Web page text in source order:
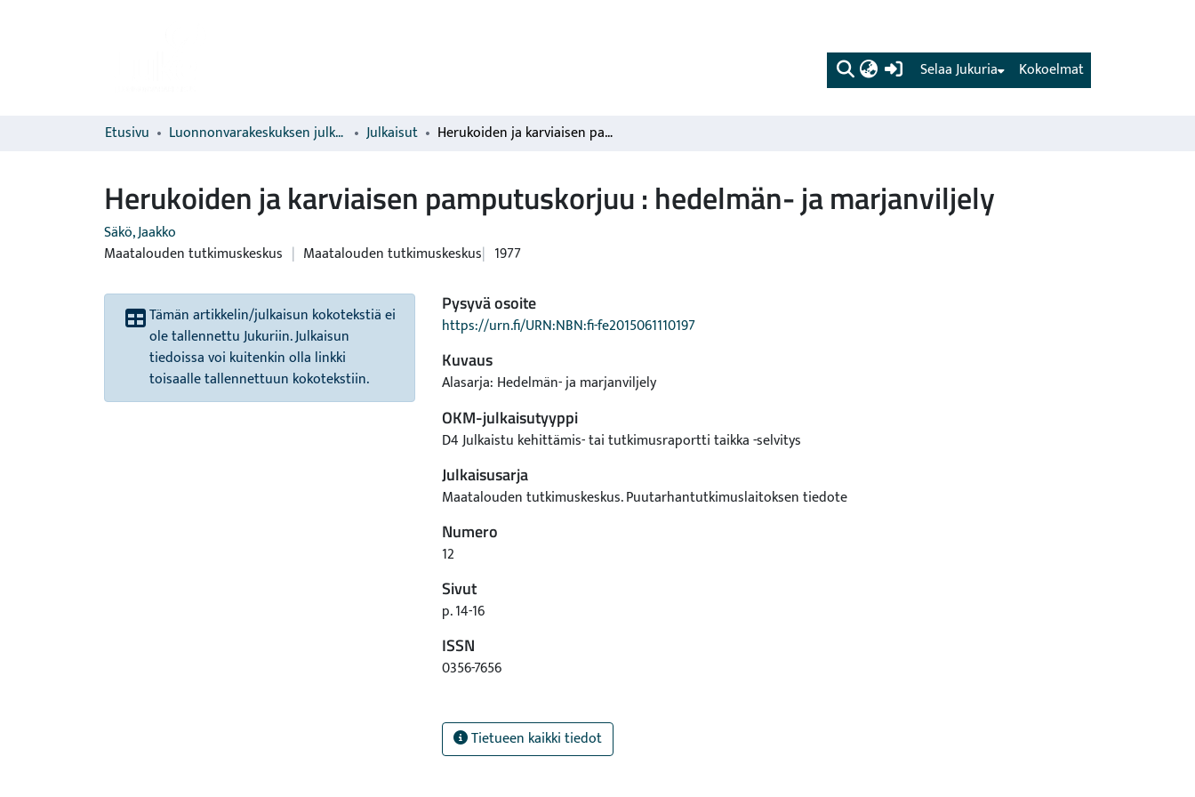
(current) Kokoelmat
Selaa Jukuria
Etusivu Luonnonvarakeskuksen julkaisut Julkaisut Herukoiden ja karviaisen pamputuskorjuu : hedelmän- ja marjanviljely
Herukoiden ja karviaisen pamputuskorjuu : hedelmän- ja marjanviljely
Säkö, Jaakko
Maatalouden tutkimuskeskus | Maatalouden tutkimuskeskus 1977
Tämän artikkelin/julkaisun kokotekstiä ei
ole tallennettu Jukuriin. Julkaisun
tiedoissa voi kuitenkin olla linkki
toisaalle tallennettuun kokotekstiin.
Pysyvä osoite
https://urn.fi/URN:NBN:fi-fe2015061110197
Kuvaus
Alasarja: Hedelmän- ja marjanviljely
OKM-julkaisutyyppi
D4 Julkaistu kehittämis- tai tutkimusraportti taikka -selvitys
Julkaisusarja
Maatalouden tutkimuskeskus. Puutarhantutkimuslaitoksen tiedote
Numero
12
Sivut
p. 14-16
ISSN
0356-7656
Tietueen kaikki tiedot